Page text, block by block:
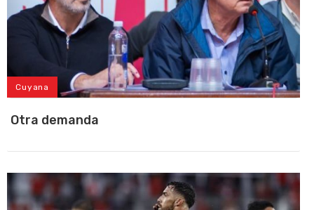
Cuyana
Otra demanda